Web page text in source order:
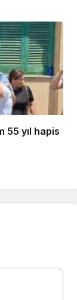
55 yıl hapis